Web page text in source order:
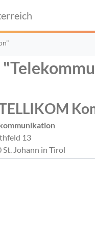
13
St. Johann in Tirol